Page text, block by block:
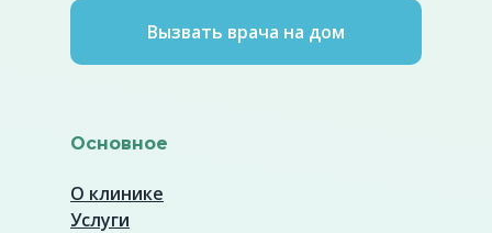
О клинике
Услуги
Основное
Вызвать врача на дом